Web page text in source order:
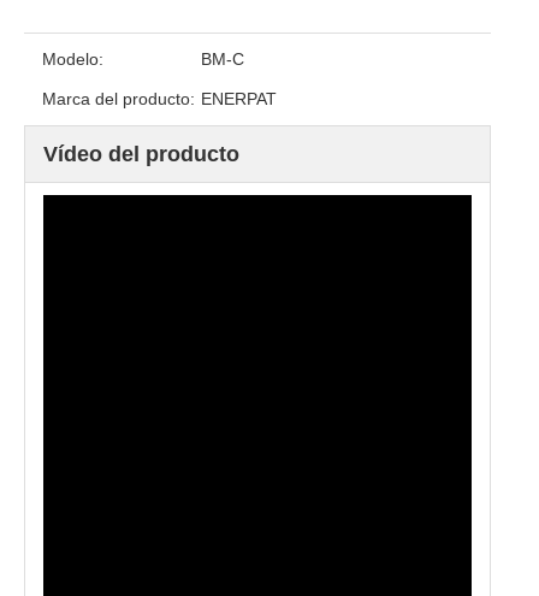
Modelo: BM-C
Marca del producto: ENERPAT
Vídeo del producto